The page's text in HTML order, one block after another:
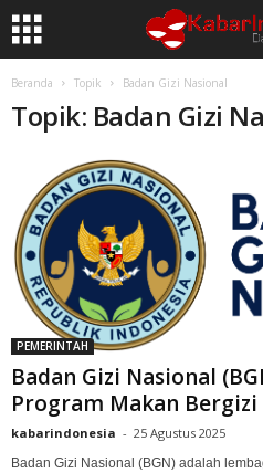
Beranda Topik Badan Gizi Nasional
Topik: Badan Gizi
PEMERINTAH
Badan Gizi Nasional
Program Makan
kabarindonesia - 25 Agustus 2025
Badan Gizi Nasional (BGN) adalah